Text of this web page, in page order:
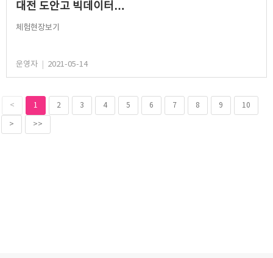
대전 도안고 빅데이터…
체험현장보기
운영자 2021-05-14
< 1 2 3 4 5 6 7 8 9 10
> >>